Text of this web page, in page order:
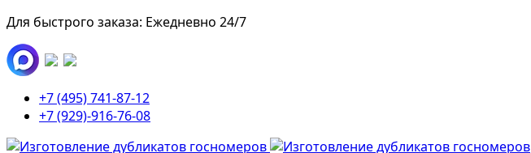
Для быстрого заказа: Ежедневно 24/7
+7 (495) 741-87-12
+7 (929)-916-76-08